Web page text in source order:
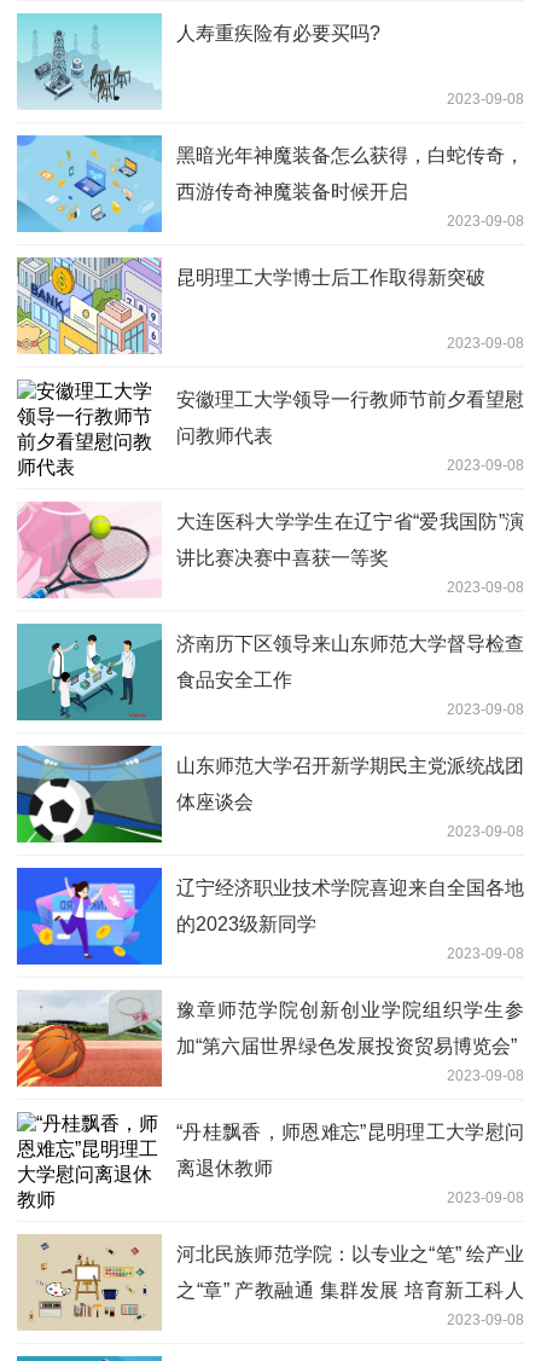
人寿重疾险有必要买吗?
2023-09-08
黑暗光年神魔装备怎么获得，白蛇传奇，
西游传奇神魔装备时候开启
2023-09-08
昆明理工大学博士后工作取得新突破
2023-09-08
安徽理工大学领导一行教师节前夕看望慰
问教师代表
2023-09-08
大连医科大学学生在辽宁省“爱我国防”演
讲比赛决赛中喜获一等奖
2023-09-08
济南历下区领导来山东师范大学督导检查
食品安全工作
2023-09-08
山东师范大学召开新学期民主党派统战团
体座谈会
2023-09-08
辽宁经济职业技术学院喜迎来自全国各地
的2023级新同学
2023-09-08
豫章师范学院创新创业学院组织学生参
加“第六届世界绿色发展投资贸易博览会”
2023-09-08
“丹桂飘香，师恩难忘”昆明理工大学慰问
离退休教师
2023-09-08
河北民族师范学院：以专业之“笔” 绘产业
之“章” 产教融通 集群发展 培育新工科人
2023-09-08